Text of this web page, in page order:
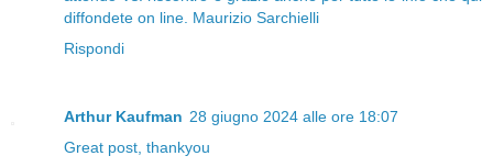
diffondete on line. Maurizio Sarchielli
Rispondi
Arthur Kaufman 28 giugno 2024 alle ore 18:07
Great post, thankyou